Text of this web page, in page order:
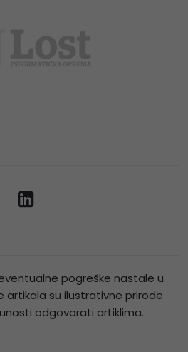
pogreške nastale u
artikala su ilustrativne prirode
odgovarati artiklima.